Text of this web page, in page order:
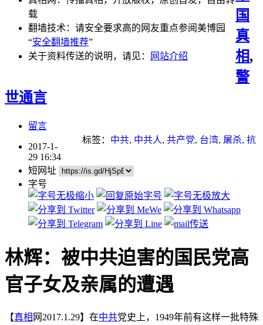
载
翻墙技术：请安全要求高的网友重点参阅美博园
“安全翻墙推荐”
关于资料传送的说明，请见：
网站介绍
国
真
相,
警
世通言
留言
标签： 中共, 中共人, 共产党, 台湾, 屠杀, 抗
2017-1-
29 16:34
短网址
字号
林辉：被中共迫害的国民党高
官子女及亲属的遭遇
【真相 网2017.1.29】在中共党史上，1949年前有这样一批特殊